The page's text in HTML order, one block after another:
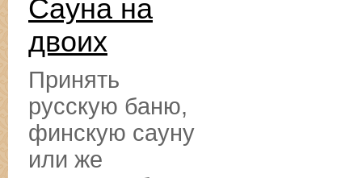
Сауна на
двоих
Принять
русскую баню,
финскую сауну
или же